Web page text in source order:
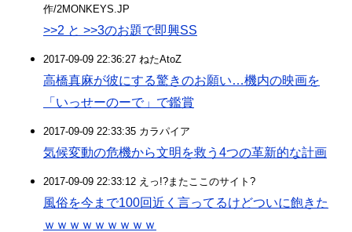
作/2MONKEYS.JP
>>2 と >>3のお題で即興SS
2017-09-09 22:36:27 ねたAtoZ
高橋真麻が彼にする驚きのお願い…機内の映画を
「いっせーのーで」で鑑賞
2017-09-09 22:33:35 カラパイア
気候変動の危機から文明を救う4つの革新的な計画
2017-09-09 22:33:12 えっ!?またここのサイト?
風俗を今まで100回近く言ってるけどついに飽きた
ｗｗｗｗｗｗｗｗｗ